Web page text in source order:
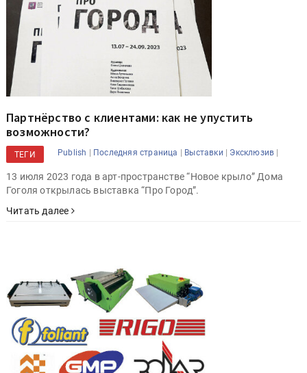
Партнёрство с клиентами: как не упустить
возможности?
ТЕГИ Publish | Последняя страница | Выставки | Эксклюзив |
13 июля 2023 года в арт-пространстве “Новое крыло” Дома
Гоголя открылась выставка “Про Город”.
Читать далее